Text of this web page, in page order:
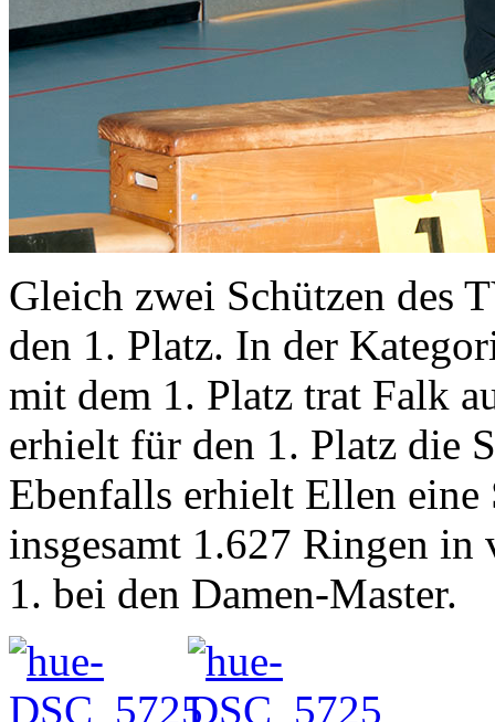
Gleich zwei Schützen des
den 1. Platz. In der
mit dem 1. Platz trat Falk
erhielt für den 1. Platz die
Ebenfalls erhielt Ellen
insgesamt 1.627 Ringen in
1. bei den Damen-Master.